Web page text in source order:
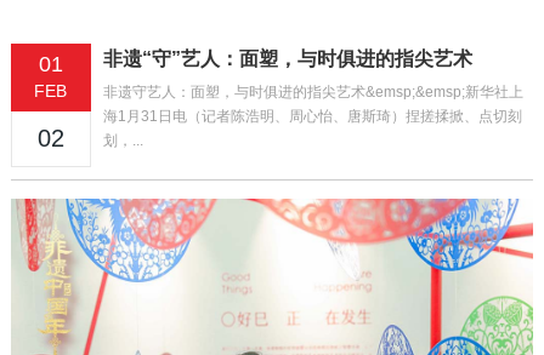
01
FEB
02
非遗“守”艺人：面塑，与时俱进的指尖艺术
非遗守艺人：面塑，与时俱进的指尖艺术&emsp;&emsp;新华社上
海1月31日电（记者陈浩明、周心怡、唐斯琦）捏搓揉掀、点切刻
划，...